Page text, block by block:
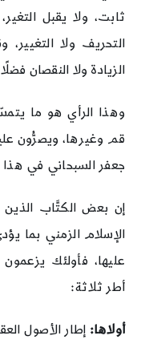
ثابت، ولا يقبل
التحريف ولا
الزيادة ولا النقصان
وهذا الرأي هو ما
قم وغيرها، ويصرُّون
جعفر السبحاني في هذا
إن بعض الكتَّاب الذين
الإسلام الزمني بما
عليها، فأولئك
أطر ثلاثة:
أولاها: إطار الأصول